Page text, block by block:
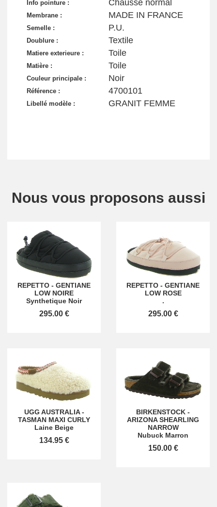
Info pointure : Chausse normal
Membrane : MADE IN FRANCE
Semelle : P.U.
Doublure : Textile
Matiere exterieure : Toile
Matière : Toile
Couleur principale : Noir
Référence : 4700101
Libellé modèle : GRANIT FEMME
Nous vous proposons aussi
REPETTO - GENTIANE
LOW NOIRE
Synthetique Noir
295.00 €
REPETTO - GENTIANE
LOW ROSE
.
295.00 €
UGG AUSTRALIA-
TASMAN MAXI CURLY
Laine Beige
134.95 €
BIRKENSTOCK -
ARIZONA SHEARLING
NARROW
Nubuck Marron
150.00 €